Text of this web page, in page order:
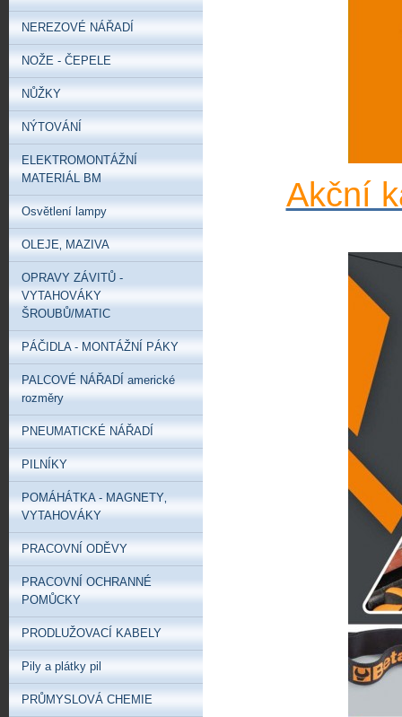
Akční
NEREZOVÉ NÁŘADÍ
NOŽE - ČEPELE
NŮŽKY
NÝTOVÁNÍ
ELEKTROMONTÁŽNÍ
MATERIÁL BM
Osvětlení lampy
OLEJE‚ MAZIVA
OPRAVY ZÁVITŮ -
VYTAHOVÁKY
ŠROUBŮ/MATIC
PÁČIDLA - MONTÁŽNÍ PÁKY
PALCOVÉ NÁŘADÍ americké
rozměry
PNEUMATICKÉ NÁŘADÍ
PILNÍKY
POMÁHÁTKA - MAGNETY‚
VYTAHOVÁKY
PRACOVNÍ ODĚVY
PRACOVNÍ OCHRANNÉ
POMŮCKY
PRODLUŽOVACÍ KABELY
Pily a plátky pil
PRŮMYSLOVÁ CHEMIE